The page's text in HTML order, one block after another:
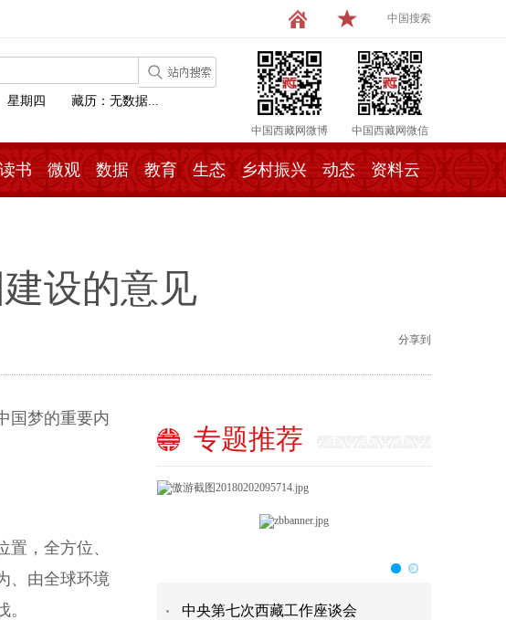
中国搜索
中国西藏网微博 中国西藏网微信
星期四 藏历：无数据...
读书 微观 数据 教育 生态 乡村振兴 动态 资料云
设的意见
分享到
国梦的重要内
，全方位、
、由全球环境
专题推荐
中央第七次西藏工作座谈会